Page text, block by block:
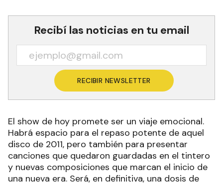
Recibí las noticias en tu email
RECIBIR NEWSLETTER
El show de hoy promete ser un viaje emocional.
Habrá espacio para el repaso potente de aquel
disco de 2011, pero también para presentar
canciones que quedaron guardadas en el tintero
y nuevas composiciones que marcan el inicio de
una nueva era. Será, en definitiva, una dosis de